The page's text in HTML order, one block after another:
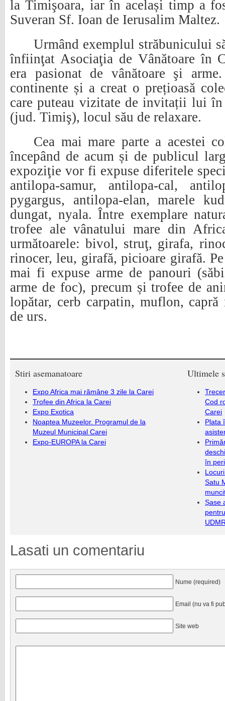
la Timişoara, iar în același timp a
Suveran Sf. Ioan de Ierusalim Maltez.
Urmând exemplul străbunicului
înfiinţat Asociaţia de Vânătoare în
era pasionat de vânătoare şi
continente și a creat o prețioasă
care puteau vizitate de invitații lui
(jud. Timiş), locul său de relaxare.
Cea mai mare parte a acestei
începând de acum și de publicul
expoziţie vor fi expuse diferitele
antilopa-samur, antilopa-cal,
pygargus, antilopa-elan, marele
dungat, nyala. Între exemplare
trofee ale vânatului mare din
următoarele: bivol, struţ, girafa,
rinocer, leu, girafă, picioare girafă.
mai fi expuse arme de panouri
arme de foc), precum și trofee de
lopătar, cerb carpatin, muflon, capră
de urs.
Stiri asemanatoare
Expo Africa mai rămâne 3 zile la Carei
Trofee din Africa la Carei
Expo Exotica
Noaptea Muzeelor. Programul de la
Muzeul Municipal Carei
Expo-EUROPA la Carei
Ultimele
Cod
Carei
Plata
în
Satu
Șase
Lasati un comentariu
Nume (required)
Email (nu va fi
Site web